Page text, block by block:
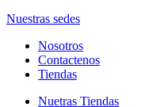
Nuestras sedes
Nosotros
Contactenos
Tiendas
Nuetras Tiendas